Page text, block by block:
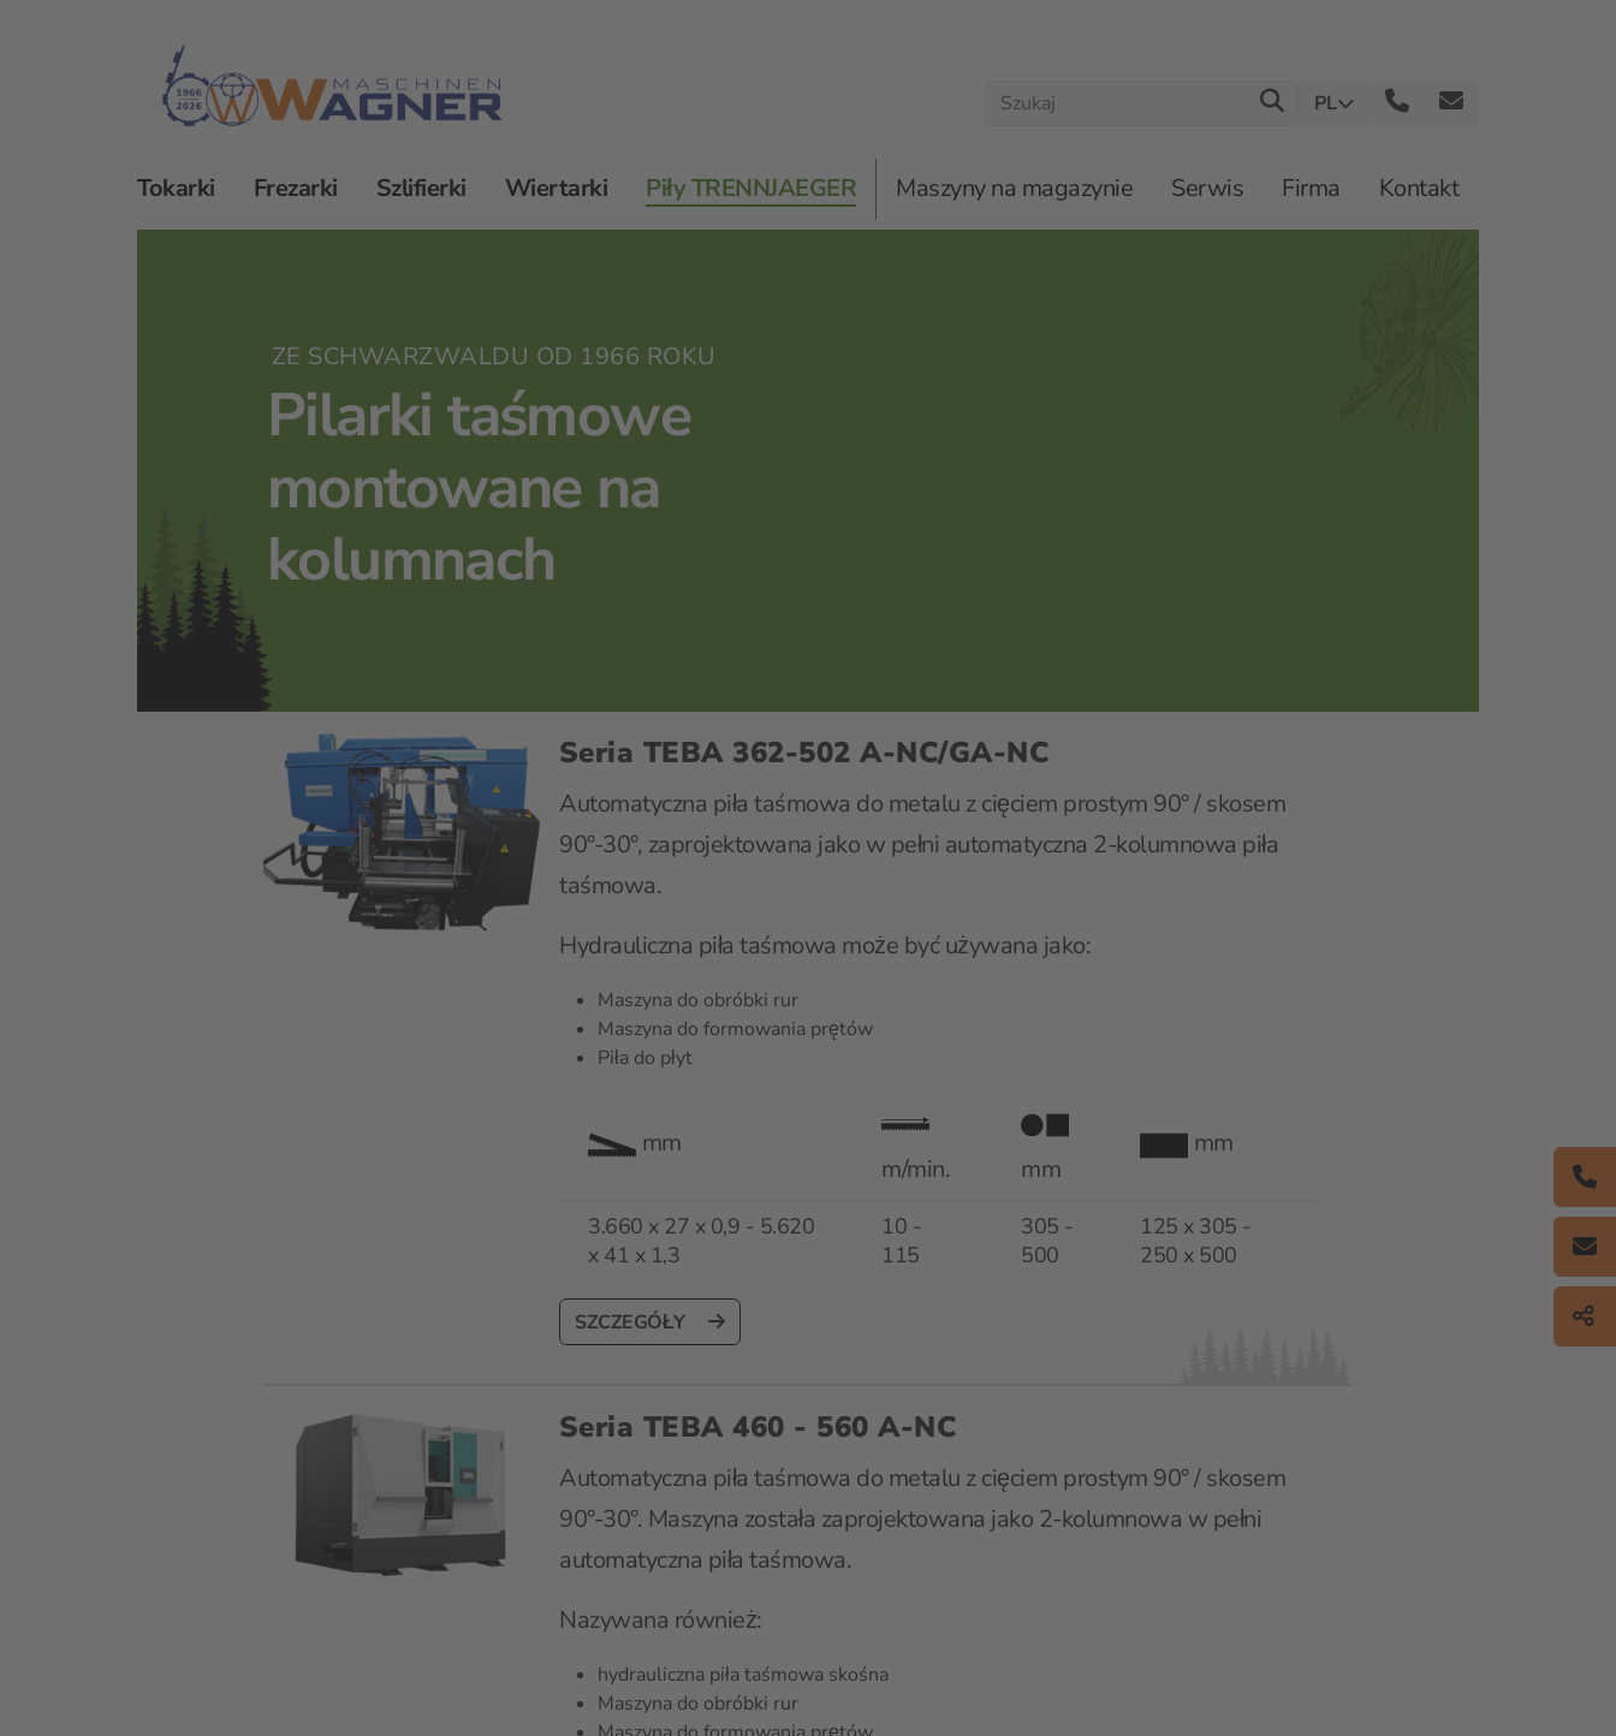
PL
Tokarki Frezarki Szlifierki Wiertarki Piły TRENNJAEGER Maszyny na magazynie Serwis Firma Kontakt
Piły TRENNJAEGER Piły taśmowe Automatyczne piły taśmowe z prowadnicą kolumnową
ZE SCHWARZWALDU OD 1966 ROKU
Pilarki taśmowe
montowane na
kolumnach
Seria TEBA 362-502 A-NC/GA-NC
Automatyczna piła taśmowa do metalu z cięciem prostym 90° / skosem
90°-30°, zaprojektowana jako w pełni automatyczna 2-kolumnowa piła
taśmowa.
Hydrauliczna piła taśmowa może być używana jako:
Maszyna do obróbki rur
Maszyna do formowania prętów
Piła do płyt
mm
m/min.
mm
mm
3.660 x 27 x 0,9 - 5.620
x 41 x 1,3
10 -
115
305 -
500
125 x 305 -
250 x 500
SZCZEGÓŁY
Seria TEBA 460 - 560 A-NC
Automatyczna piła taśmowa do metalu z cięciem prostym 90° / skosem
90°-30°. Maszyna została zaprojektowana jako 2-kolumnowa w pełni
automatyczna piła taśmowa.
Nazywana również:
hydrauliczna piła taśmowa skośna
Maszyna do obróbki rur